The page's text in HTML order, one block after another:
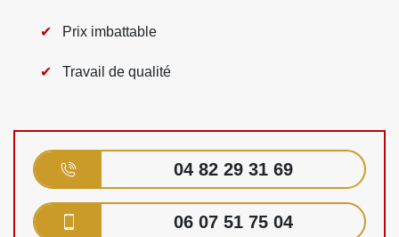
Prix imbattable
Travail de qualité
04 82 29 31 69
06 07 51 75 04